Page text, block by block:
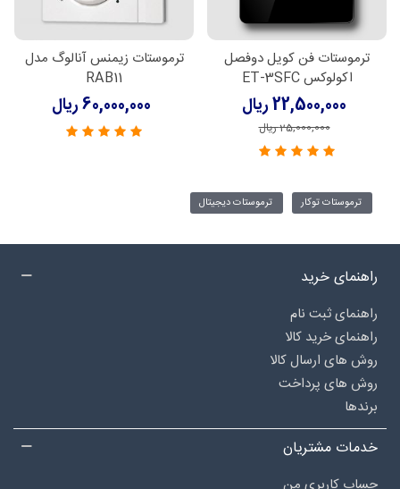
ترموستات فن کویل دوفصل
اکولوکس ET-3SFC
22,500,000 ریال
25,000,000 ریال
ترموستات زیمنس آنالوگ مدل
RAB11
60,000,000 ریال
ترموستات توکار ترموستات دیجیتال
راهنمای خرید
راهنمای ثبت نام
راهنمای خرید کالا
روش های ارسال کالا
روش های پرداخت
برندها
خدمات مشتریان